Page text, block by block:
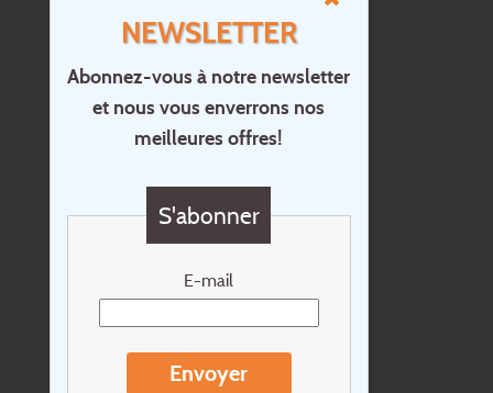
NEWSLETTER
Abonnez-vous à notre newsletter
et nous vous enverrons nos
meilleures offres!
S'abonner
E-mail
Envoyer
Accueil
Contact
Questions?
Newsletter
Conditions de voyage